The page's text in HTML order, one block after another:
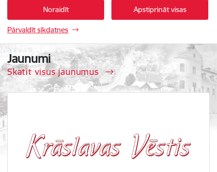
Noraidīt Apstiprināt visas
Pārvaldīt sīkdatnes
Krāslavas vēstis
Jaunumi
Skatīt visus jaunumus